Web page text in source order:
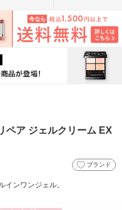
ペア ジェルクリーム EX
ブランド
ンワンジェル。